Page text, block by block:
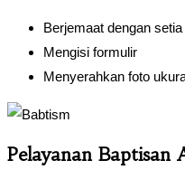
Berjemaat dengan setia
Mengisi formulir
Menyerahkan foto
Pelayanan Baptisan